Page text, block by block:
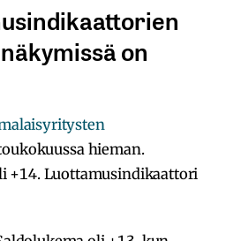
on
hieman.
+14. Luottamusindikaattori